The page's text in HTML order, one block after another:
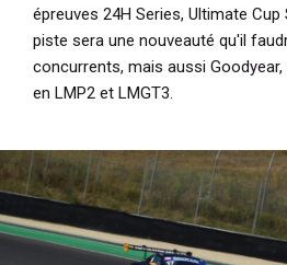
épreuves 24H Series, Ultimate Cup
piste sera une nouveauté qu'il
concurrents, mais aussi
en LMP2 et LMGT3.